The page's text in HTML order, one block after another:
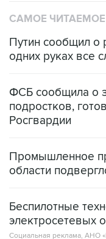
САМОЕ ЧИТАЕМОЕ
Путин сообщил о
одних руках все
ФСБ сообщила о
подростков,
Росгвардии
Промышленное
области
Беспилотные
электросетевых
Социальная реклама, АНО